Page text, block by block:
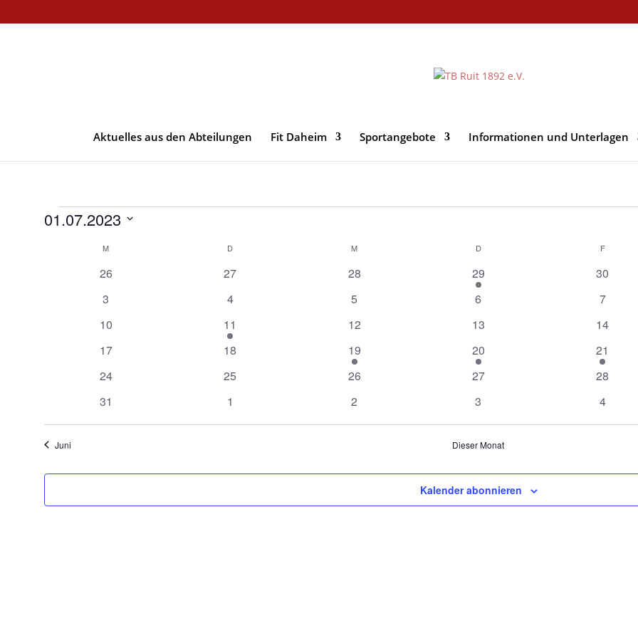
Aktuelles aus den Abteilungen Fit Daheim Sportangebote Informationen und Unterlagen
Veranstaltungen
01.07.2023
Kalender
M D M DDONNERSTAG FFREITAG
0
26
0
27
0
28
1
Veranstaltung
29
0
30
0
3
0
4
0
5
0
6
0
7
0
10
1
Veranstaltung
11
0
12
0
13
0
14
0
17
0
18
1
Veranstaltung
19
1
Veranstaltung
20
1
21
0
24
0
25
0
26
0
27
0
28
0
31
0
1
0
2
0
3
0
4
Juni Dieser Monat
Kalender abonnieren